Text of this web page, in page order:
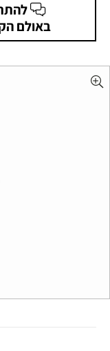
באולם